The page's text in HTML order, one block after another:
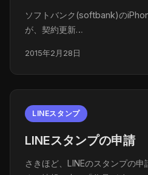
ソフトバンク(softbank)の
が、契約更新…
2015年2月28日
LINEスタンプ
LINEスタンプの申請
さきほど、LINEのスタンプの